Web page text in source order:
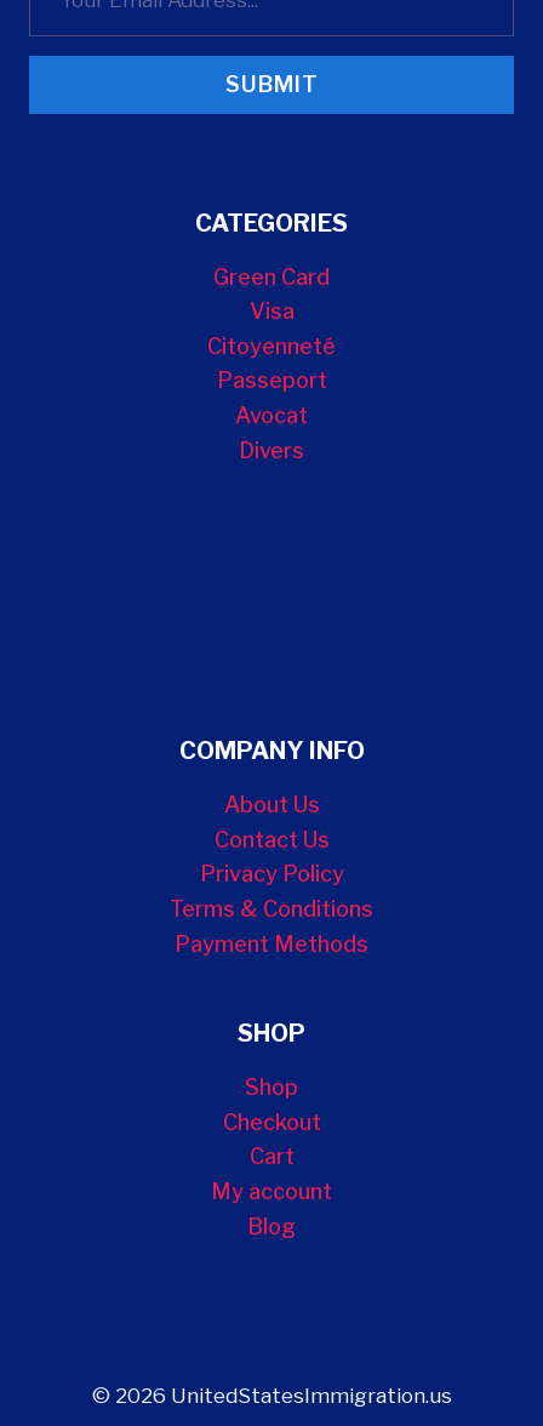
SUBMIT
CATEGORIES
Green Card
Visa
Citoyenneté
Passeport
Avocat
Divers
COMPANY INFO
About Us
Contact Us
Privacy Policy
Terms & Conditions
Payment Methods
SHOP
Shop
Checkout
Cart
My account
Blog
© 2026 UnitedStatesImmigration.us